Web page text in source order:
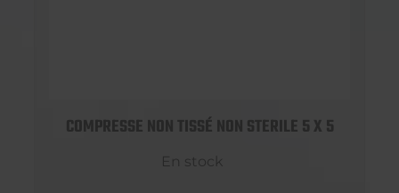
COMPRESSE NON TISSÉ NON STERILE 5 X 5
En stock